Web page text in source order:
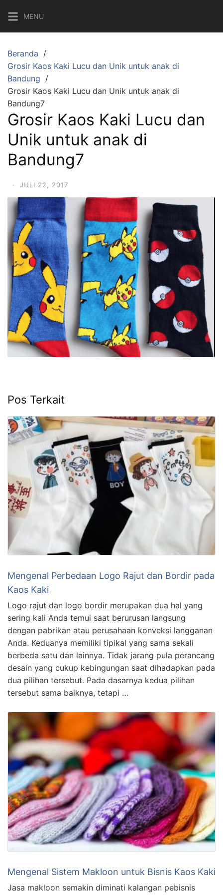
ke
konten
MENU
Beranda
Grosir Kaos Kaki Lucu dan Unik untuk anak di
Bandung
Grosir Kaos Kaki Lucu dan Unik untuk anak di
Bandung7
Grosir Kaos Kaki Lucu dan
Unik untuk anak di
Bandung7
· JULI 22, 2017
Pos Terkait
Mengenal Perbedaan Logo Rajut dan Bordir pada
Kaos Kaki
Logo rajut dan logo bordir merupakan dua hal yang
sering kali Anda temui saat berurusan langsung
dengan pabrikan atau perusahaan konveksi langganan
Anda. Keduanya memiliki tipikal yang sama sekali
berbeda satu dan lainnya. Tidak jarang pula perancang
desain yang cukup kebingungan saat dihadapkan pada
dua pilihan tersebut. Pada dasarnya kedua pilihan
tersebut sama baiknya, tetapi …
Mengenal Sistem Makloon untuk Bisnis Kaos Kaki
Jasa makloon semakin diminati kalangan pebisnis